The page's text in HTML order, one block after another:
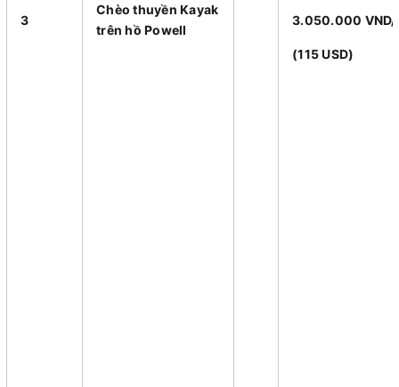
3
Chèo thuyền Kayak
trên hồ Powell
3.050.000 VND/
(115 USD)